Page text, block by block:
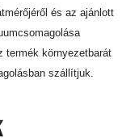
és az ajánlott
termék környezetbarát
szállítjuk.